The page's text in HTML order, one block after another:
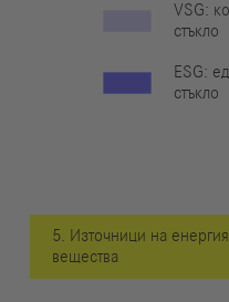
VSG:
стъкло
ESG:
стъкло
5. Източници на
вещества